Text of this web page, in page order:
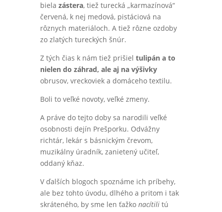
biela zástera, tiež turecká „karmazínová“
červená, k nej medová, pistáciová na
rôznych materiáloch. A tiež rôzne ozdoby
zo zlatých tureckých šnúr.
Z tých čias k nám tiež prišiel tulipán a to
nielen do záhrad, ale aj na výšivky
obrusov, vreckoviek a domáceho textilu.
Boli to veľké novoty, veľké zmeny.
A práve do tejto doby sa narodili veľké
osobnosti dejín Prešporku. Odvážny
richtár, lekár s básnickým črevom,
muzikálny úradník, zanietený učiteľ,
oddaný kňaz.
V ďalších blogoch spoznáme ich príbehy,
ale bez tohto úvodu, dlhého a pritom i tak
skráteného, by sme len ťažko nacítilitú